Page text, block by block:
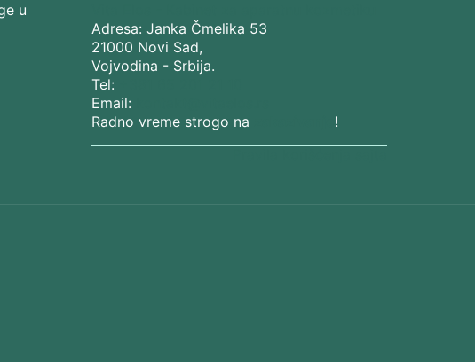
u
Adresa: Janka Čmelika 53
21000 Novi Sad,
Vojvodina - Srbija.
Tel:
Email:
Radno vreme strogo na
!